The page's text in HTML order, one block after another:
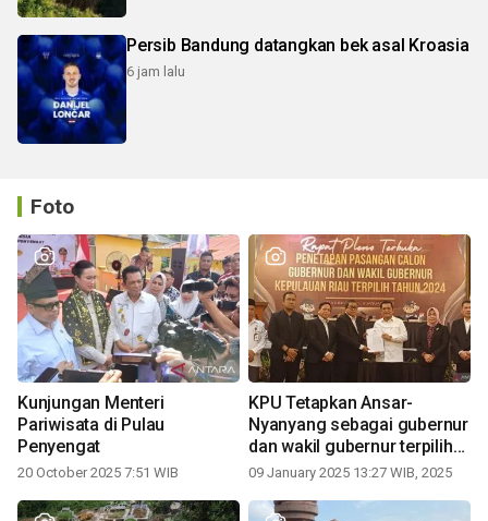
Persib Bandung datangkan bek asal Kroasia
6 jam lalu
Foto
Kunjungan Menteri
Pariwisata di Pulau
Penyengat
20 October 2025 7:51 WIB
KPU Tetapkan Ansar-
Nyanyang sebagai gubernur
dan wakil gubernur terpilih
periode 2025-2030
09 January 2025 13:27 WIB, 2025